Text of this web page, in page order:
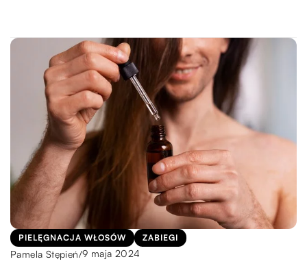
PIELĘGNACJA WŁOSÓW ZABIEGI
Pamela Stępień/9 maja 2024